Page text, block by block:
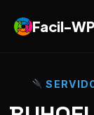
Facil-WP